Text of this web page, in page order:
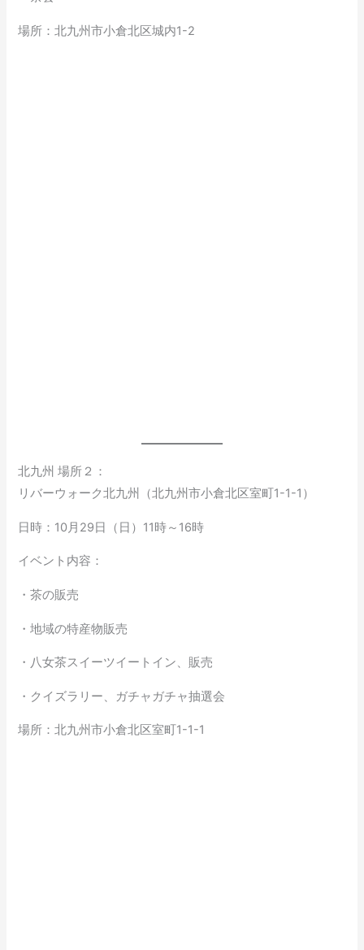
場所：北九州市小倉北区城内1-2
北九州 場所２：
リバーウォーク北九州（北九州市小倉北区室町1-1-1）
日時：10月29日（日）11時～16時
イベント内容：
・茶の販売
・地域の特産物販売
・八女茶スイーツイートイン、販売
・クイズラリー、ガチャガチャ抽選会
場所：北九州市小倉北区室町1-1-1